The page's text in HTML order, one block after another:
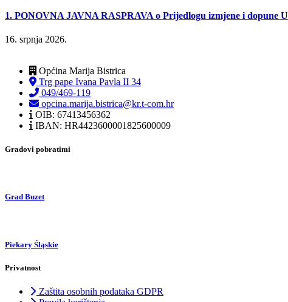
1. PONOVNA JAVNA RASPRAVA o Prijedlogu izmjene i dopune
16. srpnja 2026.
Općina Marija Bistrica
Trg pape Ivana Pavla II 34
049/469-119
opcina.marija.bistrica@kr.t-com.hr
OIB: 67413456362
IBAN: HR4423600001825600009
Gradovi pobratimi
Grad Buzet
Piekary Śląskie
Privatnost
Zaštita osobnih podataka GDPR